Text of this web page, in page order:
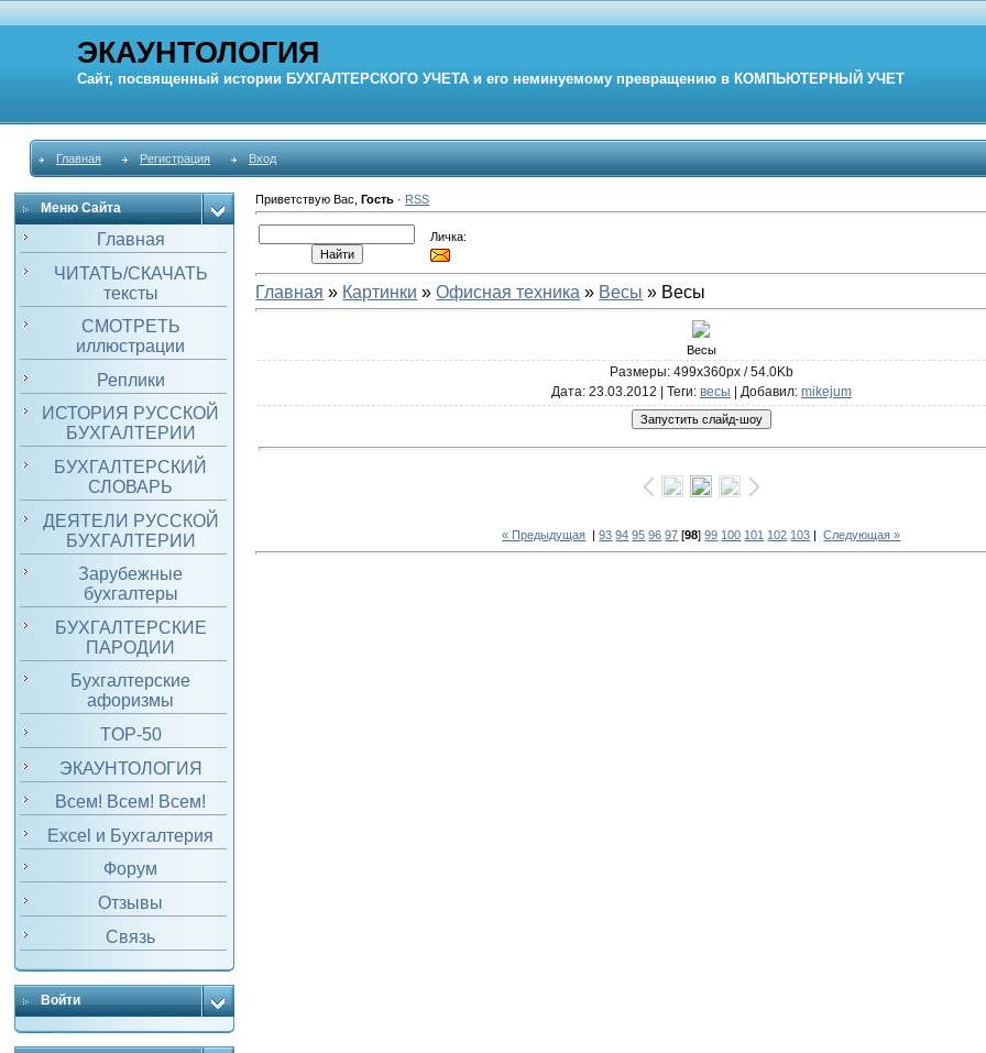
ЭКАУНТОЛОГИЯ
Сайт, посвященный истории БУХГАЛТЕРСКОГО УЧЕТА и его неминуемому превращению в КОМПЬЮТЕРНЫЙ УЧЕТ
Главная Регистрация Вход
Меню Сайта
Главная
ЧИТАТЬ/СКАЧАТЬ
тексты
СМОТРЕТЬ
иллюстрации
Реплики
ИСТОРИЯ РУССКОЙ
БУХГАЛТЕРИИ
БУХГАЛТЕРСКИЙ
СЛОВАРЬ
ДЕЯТЕЛИ РУССКОЙ
БУХГАЛТЕРИИ
Зарубежные
бухгалтеры
БУХГАЛТЕРСКИЕ
ПАРОДИИ
Бухгалтерские
афоризмы
TOP-50
ЭКАУНТОЛОГИЯ
Всем! Всем! Всем!
Excel и Бухгалтерия
Форум
Отзывы
Связь
Войти
Приветствую Вас ,Гость · RSS
Личка:
Главная » Картинки »Офисная техника » Весы » Весы
Весы
Размеры: 499x360px / 54.0Kb
Дата: 23.03.2012 | Теги: весы Добавил: mikejum
« Предыдущая |93 94 95 96 97 [98]99 100 101 102 103 |Следующая »